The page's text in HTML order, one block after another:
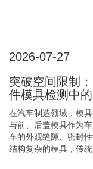
2026-07-27
突破空间限制
件模具检测中
在汽车制造领域，模
与前、后盖模具作为
车的外观缝隙、密封
结构复杂的模具，传统